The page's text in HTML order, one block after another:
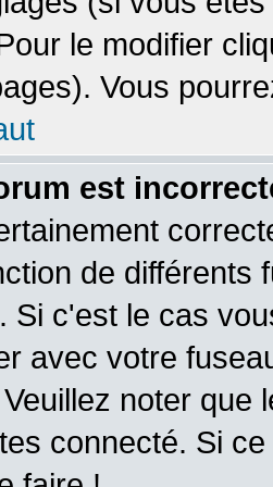
le modifier
Vous
est
de différents
Si c'est le cas
avec votre
noter que
connecté. Si